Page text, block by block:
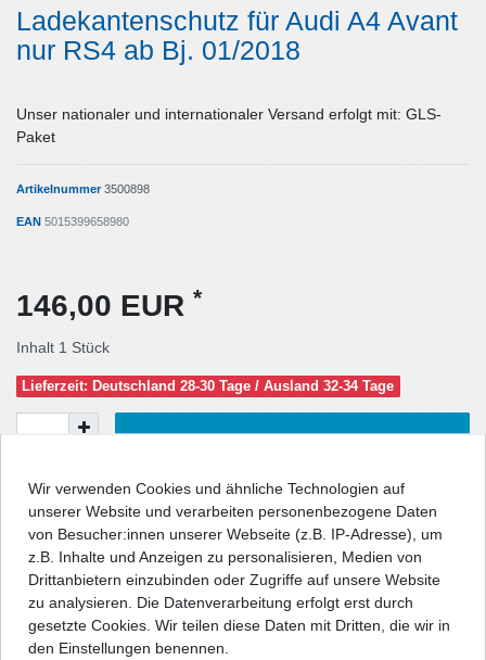
Ladekantenschutz für Audi A4 Avant
nur RS4 ab Bj. 01/2018
Unser nationaler und internationaler Versand erfolgt mit: GLS-
Paket
Artikelnummer3500898
EAN 5015399658980
146,00 EUR *
Inhalt 1 Stück
Lieferzeit: Deutschland 28-30 Tage / Ausland 32-34 Tage
Wunschliste
* inkl. ges. MwSt. zzgl. Versandkosten
Wir verwenden Cookies und ähnliche Technologien auf
unserer Website und verarbeiten personenbezogene Daten
von Besucher:innen unserer Webseite (z.B. IP-Adresse), um
z.B. Inhalte und Anzeigen zu personalisieren, Medien von
Drittanbietern einzubinden oder Zugriffe auf unsere Website
zu analysieren. Die Datenverarbeitung erfolgt erst durch
gesetzte Cookies. Wir teilen diese Daten mit Dritten, die wir in
den Einstellungen benennen.